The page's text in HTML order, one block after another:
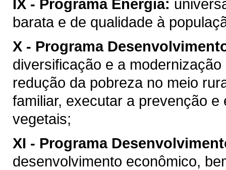
IX - Programa Energia:
barata e de qualidade à
X - Programa
diversificação e a
redução da pobreza no meio
familiar, executar a prevenção
vegetais;
XI - Programa
desenvolvimento econômico,